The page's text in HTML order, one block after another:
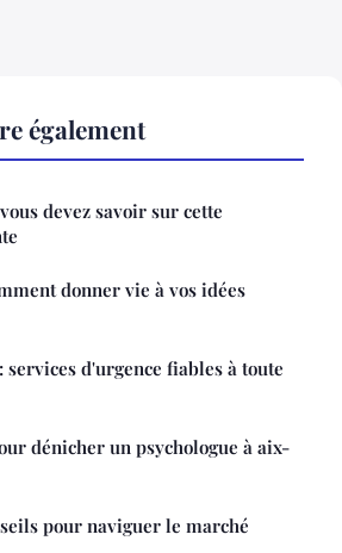
également
devez savoir sur cette
donner vie à vos idées
d'urgence fiables à toute
dénicher un psychologue à aix-
pour naviguer le marché